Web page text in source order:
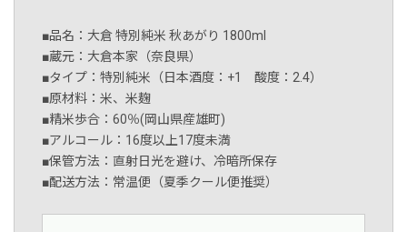
■品名：大倉 特別純米 秋あがり 1800ml
■蔵元：大倉本家（奈良県）
■タイプ：特別純米（日本酒度：+1 酸度：2.4）
■原材料：米、米麹
■精米歩合：60％(岡山県産雄町)
■アルコール：16度以上17度未満
■保管方法：直射日光を避け、冷暗所保存
■配送方法：常温便（夏季クール便推奨）